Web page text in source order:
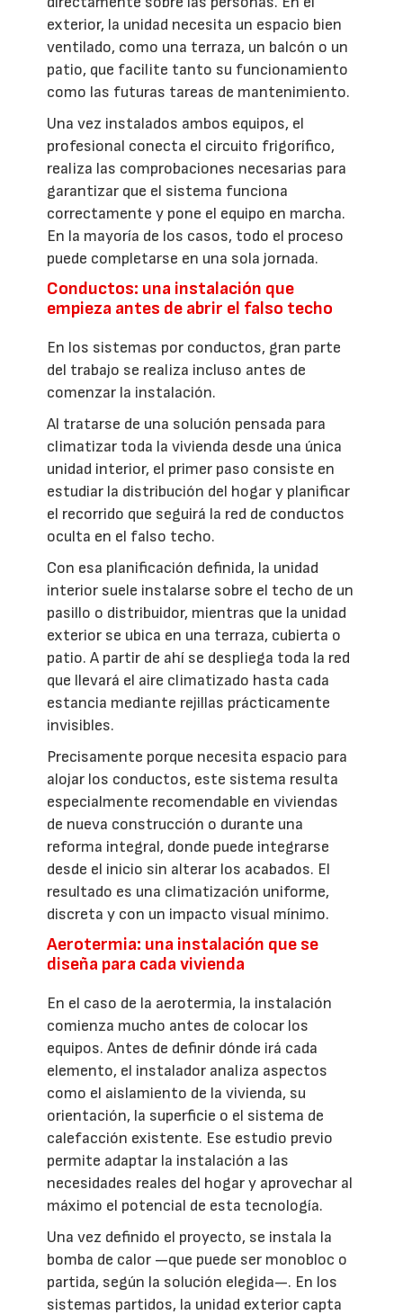
exterior, la unidad necesita un espacio bien
ventilado, como una terraza, un balcón o un
patio, que facilite tanto su funcionamiento
como las futuras tareas de mantenimiento.
Una vez instalados ambos equipos, el
profesional conecta el circuito frigorífico,
realiza las comprobaciones necesarias para
garantizar que el sistema funciona
correctamente y pone el equipo en marcha.
En la mayoría de los casos, todo el proceso
puede completarse en una sola jornada.
Conductos: una instalación que
empieza antes de abrir el falso techo
En los sistemas por conductos, gran parte
del trabajo se realiza incluso antes de
comenzar la instalación.
Al tratarse de una solución pensada para
climatizar toda la vivienda desde una única
unidad interior, el primer paso consiste en
estudiar la distribución del hogar y planificar
el recorrido que seguirá la red de conductos
oculta en el falso techo.
Con esa planificación definida, la unidad
interior suele instalarse sobre el techo de un
pasillo o distribuidor, mientras que la unidad
exterior se ubica en una terraza, cubierta o
patio. A partir de ahí se despliega toda la red
que llevará el aire climatizado hasta cada
estancia mediante rejillas prácticamente
invisibles.
Precisamente porque necesita espacio para
alojar los conductos, este sistema resulta
especialmente recomendable en viviendas
de nueva construcción o durante una
reforma integral, donde puede integrarse
desde el inicio sin alterar los acabados. El
resultado es una climatización uniforme,
discreta y con un impacto visual mínimo.
Aerotermia: una instalación que se
diseña para cada vivienda
En el caso de la aerotermia, la instalación
comienza mucho antes de colocar los
equipos. Antes de definir dónde irá cada
elemento, el instalador analiza aspectos
como el aislamiento de la vivienda, su
orientación, la superficie o el sistema de
calefacción existente. Ese estudio previo
permite adaptar la instalación a las
necesidades reales del hogar y aprovechar al
máximo el potencial de esta tecnología.
Una vez definido el proyecto, se instala la
bomba de calor —que puede ser monobloc o
partida, según la solución elegida—. En los
sistemas partidos, la unidad exterior capta